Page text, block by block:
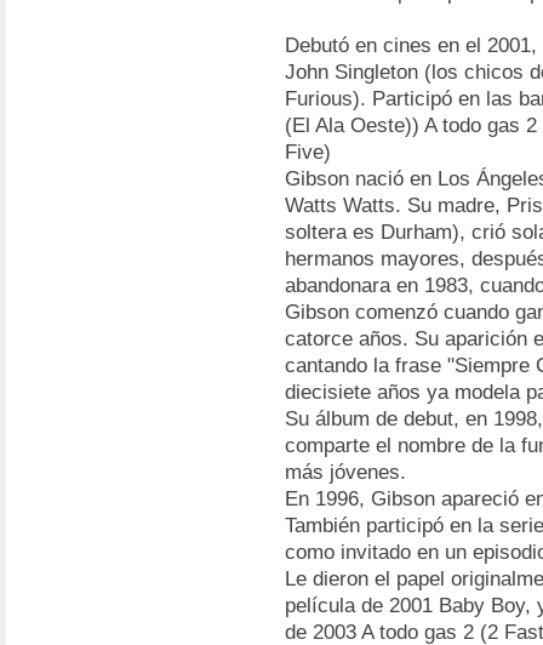
Debutó en cines en el
John Singleton (los chicos
Furious). Participó en las
(El Ala Oeste)) A todo gas
Five)
Gibson nació en Los
Watts Watts. Su madre,
soltera es Durham), crió
hermanos mayores,
abandonara en 1983,
Gibson comenzó cuando
catorce años. Su aparición
cantando la frase "Siempre
diecisiete años ya modela
Su álbum de debut, en
comparte el nombre de la
más jóvenes.
En 1996, Gibson apareció
También participó en la
como invitado en un
Le dieron el papel
película de 2001 Baby Boy,
de 2003 A todo gas 2 (2